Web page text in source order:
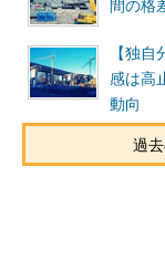
間の格
【独
感は高
動向
過